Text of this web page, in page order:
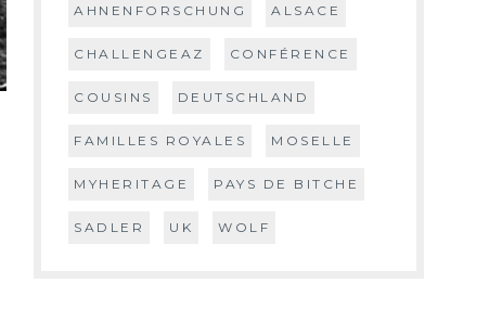
AHNENFORSCHUNG ALSACE
CHALLENGEAZ CONFÉRENCE
COUSINS DEUTSCHLAND
FAMILLES ROYALES MOSELLE
MYHERITAGE PAYS DE BITCHE
SADLER UK WOLF